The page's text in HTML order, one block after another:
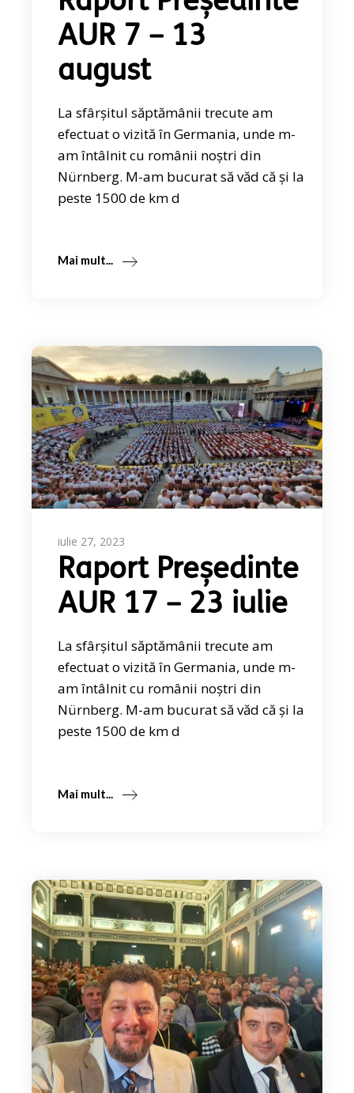
AUR 7 – 13
august
La sfârșitul săptămânii trecute am
efectuat o vizită în Germania, unde m-
am întâlnit cu românii noștri din
Nürnberg. M-am bucurat să văd că și la
peste 1500 de km d
Mai mult...
iulie 27, 2023
Raport Președinte
AUR 17 – 23 iulie
La sfârșitul săptămânii trecute am
efectuat o vizită în Germania, unde m-
am întâlnit cu românii noștri din
Nürnberg. M-am bucurat să văd că și la
peste 1500 de km d
Mai mult...